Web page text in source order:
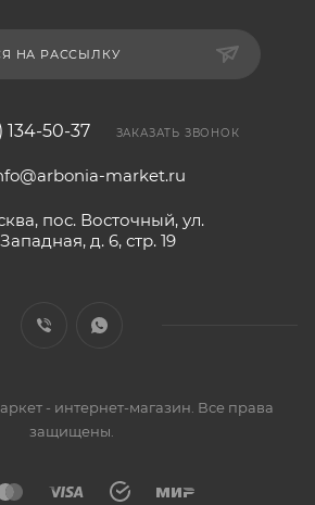
НА РАССЫЛКУ
134-50-37 ЗАКАЗАТЬ ЗВОНОК
market.ru
пос. Восточный, ул.
Западная, д. 6, стр. 19
- интернет-магазин. Все права
защищены.